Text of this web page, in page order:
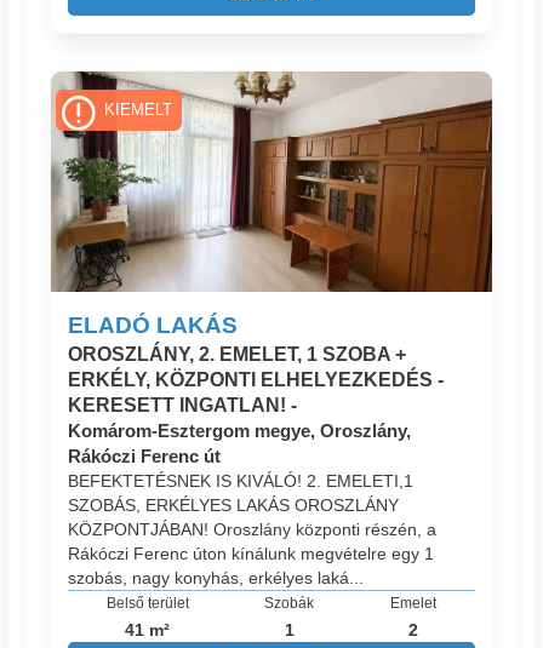
ELADÓ LAKÁS
OROSZLÁNY, 2. EMELET, 1 SZOBA +
ERKÉLY, KÖZPONTI ELHELYEZKEDÉS -
KERESETT INGATLAN! -
Komárom-Esztergom megye, Oroszlány,
Rákóczi Ferenc út
BEFEKTETÉSNEK IS KIVÁLÓ! 2. EMELETI,1
SZOBÁS, ERKÉLYES LAKÁS OROSZLÁNY
KÖZPONTJÁBAN! Oroszlány központi részén, a
Rákóczi Ferenc úton kínálunk megvételre egy 1
szobás, nagy konyhás, erkélyes laká...
Belső terület
41 m²
Szobák
1
Emelet
2
KIEMELT